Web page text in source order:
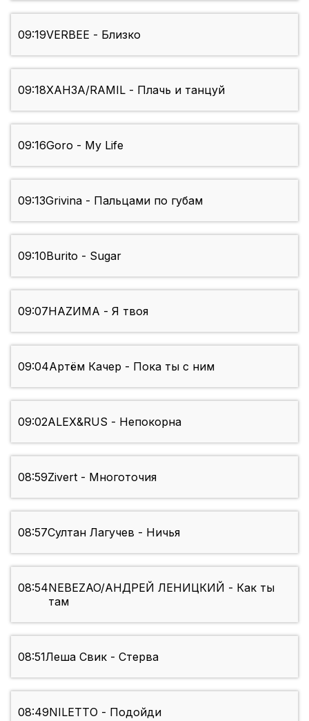
09:19VERBEE - Близко
09:18ХАНЗА/RAMIL - Плачь и танцуй
09:16Goro - My Life
09:13Grivina - Пальцами по губам
09:10Burito - Sugar
09:07НАZИМА - Я твоя
09:04Артём Качер - Пока ты с ним
09:02ALEX&RUS - Непокорна
08:59Zivert - Многоточия
08:57Султан Лагучев - Ничья
08:54NEBEZAO/АНДРЕЙ ЛЕНИЦКИЙ - Как ты
там
08:51Леша Свик - Стерва
08:49NILETTO - Подойди